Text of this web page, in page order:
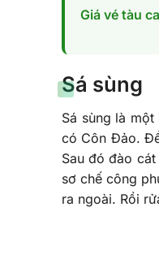
Giá vé tàu
Sá sùng
Sá sùng là
có Côn Đảo.
Sau đó đào
sơ chế công
ra ngoài. Rồi